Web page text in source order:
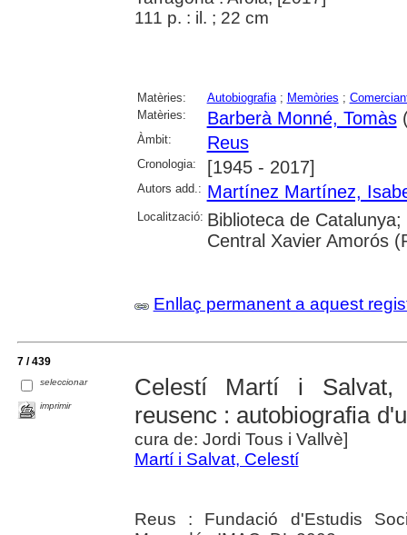
111 p. : il. ; 22 cm
Matèries: Autobiografia; Memòries ;
Matèries:
Barberà Monné, Tomàs
Àmbit: Reus
Cronologia: [1945 - 2017]
Autors add.: Martínez Martínez,
Localització: Biblioteca de
Central Xavier Amorós
Enllaç permanent a aquest
7 / 439
seleccionar
imprimir
Celestí Martí i Salvat,
reusenc : autobiografia
cura de: Jordi Tous i Vallvè]
Martí i Salvat, Celestí
Reus : Fundació d'Estudis